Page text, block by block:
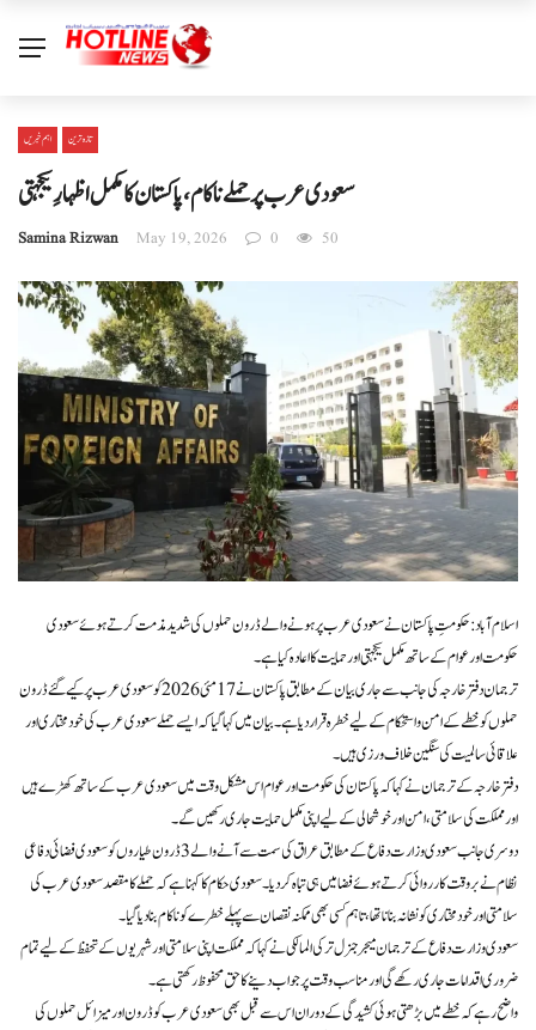
اہم خبریں تازہ ترین
سعودی عرب پر حملے ناکام، پاکستان کا مکمل اظہارِ یکجہتی
Samina Rizwan May 19, 2026 0 50
اسلام آباد: حکومتِ پاکستان نے سعودی عرب پر ہونے والے ڈرون حملوں کی شدید مذمت کرتے ہوئے سعودی
حکومت اور عوام کے ساتھ مکمل یکجہتی اور حمایت کا اعادہ کیا ہے۔
ترجمان دفتر خارجہ کی جانب سے جاری بیان کے مطابق پاکستان نے 17 مئی 2026 کو سعودی عرب پر کیے گئے ڈرون
حملوں کو خطے کے امن و استحکام کے لیے خطرہ قرار دیا ہے۔ بیان میں کہا گیا کہ ایسے حملے سعودی عرب کی خودمختاری اور
علاقائی سالمیت کی سنگین خلاف ورزی ہیں۔
دفتر خارجہ کے ترجمان نے کہا کہ پاکستان کی حکومت اور عوام اس مشکل وقت میں سعودی عرب کے ساتھ کھڑے ہیں
اور مملکت کی سلامتی، امن اور خوشحالی کے لیے اپنی مکمل حمایت جاری رکھیں گے۔
دوسری جانب سعودی وزارت دفاع کے مطابق عراق کی سمت سے آنے والے 3 ڈرون طیاروں کو سعودی فضائی دفاعی
نظام نے بروقت کارروائی کرتے ہوئے فضا میں ہی تباہ کردیا۔ سعودی حکام کا کہنا ہے کہ حملے کا مقصد سعودی عرب کی
سلامتی اور خودمختاری کو نشانہ بنانا تھا، تاہم کسی بھی ممکنہ نقصان سے پہلے خطرے کو ناکام بنا دیا گیا۔
سعودی وزارت دفاع کے ترجمان میجر جنرل ترکی المالکی نے کہا کہ مملکت اپنی سلامتی اور شہریوں کے تحفظ کے لیے تمام
ضروری اقدامات جاری رکھے گی اور مناسب وقت پر جواب دینے کا حق محفوظ رکھتی ہے۔
واضح رہے کہ خطے میں بڑھتی ہوئی کشیدگی کے دوران اس سے قبل بھی سعودی عرب کو ڈرون اور میزائل حملوں کی